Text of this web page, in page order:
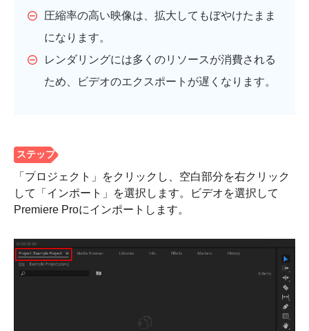
3。圧縮率の高い映像は、拡大してもぼやけたまま
になります。
レンダリングには多くのリソースが消費される
ため、ビデオのエクスポートが遅くなります。
「プロジェクト」をクリックし、空白部分を右クリック
して「インポート」を選択します。ビデオを選択して
Premiere Proにインポートします。